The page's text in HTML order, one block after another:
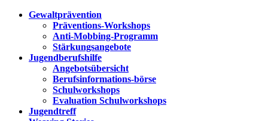
Gewaltprävention
Präventions-Workshops
Anti-Mobbing-Programm
Stärkungsangebote
Jugendberufshilfe
Angebotsübersicht
Berufsinformations-börse
Schulworkshops
Evaluation Schulworkshops
Jugendtreff